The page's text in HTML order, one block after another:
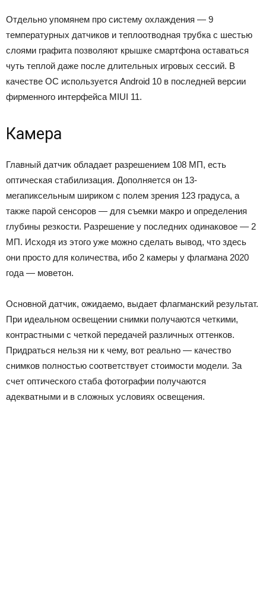
Отдельно упомянем про систему охлаждения — 9
температурных датчиков и теплоотводная трубка с шестью
слоями графита позволяют крышке смартфона оставаться
чуть теплой даже после длительных игровых сессий. В
качестве ОС используется Android 10 в последней версии
фирменного интерфейса MIUI 11.
Камера
Главный датчик обладает разрешением 108 МП, есть
оптическая стабилизация. Дополняется он 13-
мегапиксельным шириком с полем зрения 123 градуса, а
также парой сенсоров — для съемки макро и определения
глубины резкости. Разрешение у последних одинаковое — 2
МП. Исходя из этого уже можно сделать вывод, что здесь
они просто для количества, ибо 2 камеры у флагмана 2020
года — моветон.
Основной датчик, ожидаемо, выдает флагманский результат.
При идеальном освещении снимки получаются четкими,
контрастными с четкой передачей различных оттенков.
Придраться нельзя ни к чему, вот реально — качество
снимков полностью соответствует стоимости модели. За
счет оптического стаба фотографии получаются
адекватными и в сложных условиях освещения.